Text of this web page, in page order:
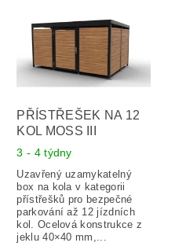
PŘÍSTŘEŠEK NA 12
KOL MOSS III
3 - 4 týdny
Uzavřený uzamykatelný
box na kola v kategorii
přístřešků pro bezpečné
parkování až 12 jízdních
kol. Ocelová konstrukce z
jeklu 40×40 mm,...